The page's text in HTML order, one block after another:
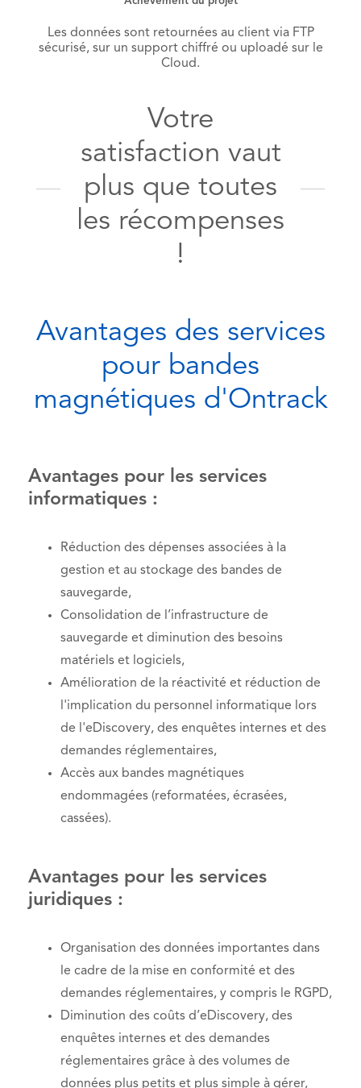
Les données sont retournées au client via FTP
sécurisé, sur un support chiffré ou uploadé sur le
Cloud.
Votre
satisfaction vaut
plus que toutes
les récompenses
!
Avantages des services
pour bandes
magnétiques d'Ontrack
Avantages pour les services
informatiques :
Réduction des dépenses associées à la
gestion et au stockage des bandes de
sauvegarde,
Consolidation de l’infrastructure de
sauvegarde et diminution des besoins
matériels et logiciels,
Amélioration de la réactivité et réduction de
l'implication du personnel informatique lors
de l'eDiscovery, des enquêtes internes et des
demandes réglementaires,
Accès aux bandes magnétiques
endommagées (reformatées, écrasées,
cassées).
Avantages pour les services
juridiques :
Organisation des données importantes dans
le cadre de la mise en conformité et des
demandes réglementaires, y compris le RGPD,
Diminution des coûts d’eDiscovery, des
enquêtes internes et des demandes
réglementaires grâce à des volumes de
données plus petits et plus simple à gérer,